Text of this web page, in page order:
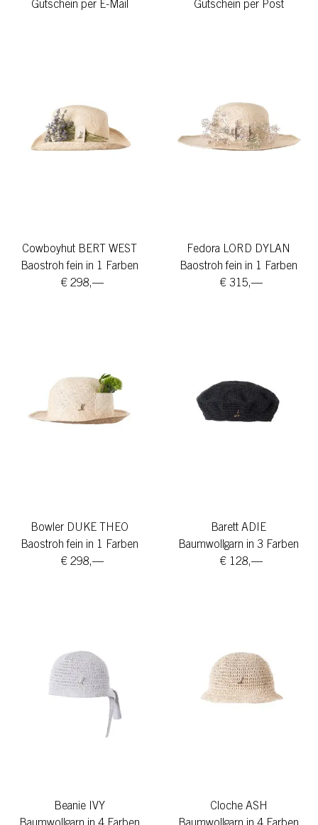
Gutschein per E-Mail Gutschein per Post
Cowboyhut BERT WEST
Baostroh fein in 1 Farben
€ 298,—
Fedora LORD DYLAN
Baostroh fein in 1 Farben
€ 315,—
Bowler DUKE THEO
Baostroh fein in 1 Farben
€ 298,—
Barett ADIE
Baumwollgarn in 3 Farben
€ 128,—
Beanie IVY
Cloche ASH